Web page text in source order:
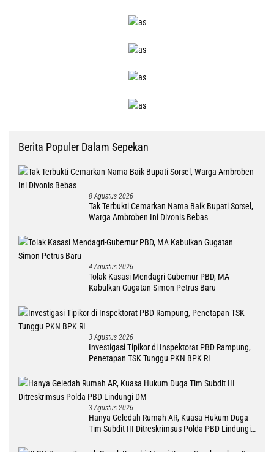
Berita Populer Dalam Sepekan
8 Agustus 2026
Tak Terbukti Cemarkan Nama Baik Bupati Sorsel,
Warga Ambroben Ini Divonis Bebas
4 Agustus 2026
Tolak Kasasi Mendagri-Gubernur PBD, MA
Kabulkan Gugatan Simon Petrus Baru
3 Agustus 2026
Investigasi Tipikor di Inspektorat PBD Rampung,
Penetapan TSK Tunggu PKN BPK RI
3 Agustus 2026
Hanya Geledah Rumah AR, Kuasa Hukum Duga
Tim Subdit III Ditreskrimsus Polda PBD Lindungi